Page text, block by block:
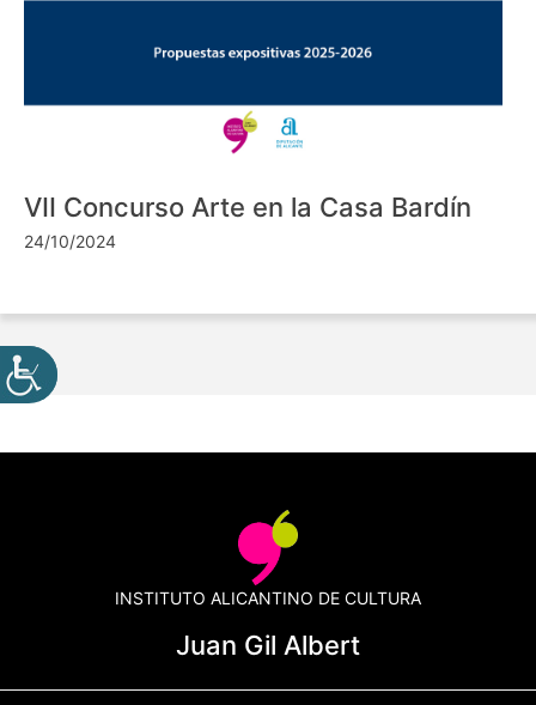
VII Concurso Arte en la Casa Bardín
24/10/2024
INSTITUTO ALICANTINO DE CULTURA
Juan Gil Albert